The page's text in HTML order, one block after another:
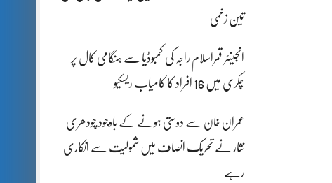
تین زخمی
انجینئر قمراسلام راجہ کی کمبوڈیا سے ہنگامی کال پر
چکری میں 16 افراد کا کامیاب ریسکیو
عمران خان سے دوستی ہونے کے باوجود چودھری
نثار نے تحریک انصاف میں شمولیت سے انکاری
رہے